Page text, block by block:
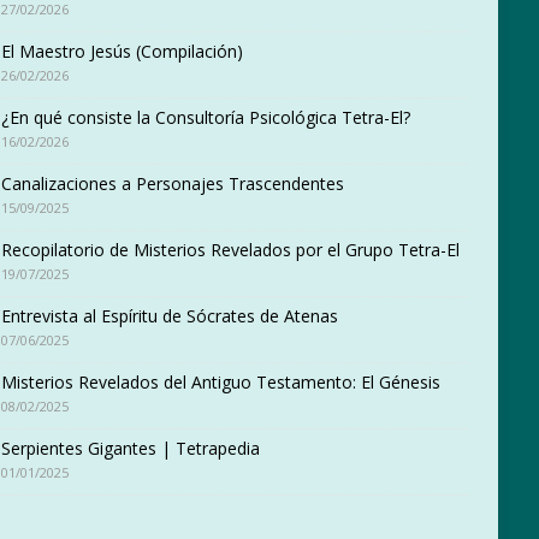
27/02/2026
El Maestro Jesús (Compilación)
26/02/2026
¿En qué consiste la Consultoría Psicológica Tetra-El?
16/02/2026
Canalizaciones a Personajes Trascendentes
15/09/2025
Recopilatorio de Misterios Revelados por el Grupo Tetra-El
19/07/2025
Entrevista al Espíritu de Sócrates de Atenas
07/06/2025
Misterios Revelados del Antiguo Testamento: El Génesis
08/02/2025
Serpientes Gigantes | Tetrapedia
01/01/2025